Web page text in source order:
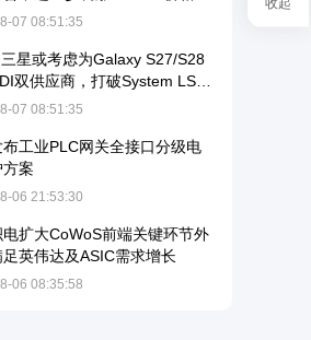
07 08:51:35
星或考虑为Galaxy S27/S28
双供应商，打破System LSI
应格局
07 08:51:35
布工业PLC网关全接口分级电
案
06 21:53:30
扩大CoWoS前端关键环节外
英伟达及ASIC需求增长
06 08:35:58